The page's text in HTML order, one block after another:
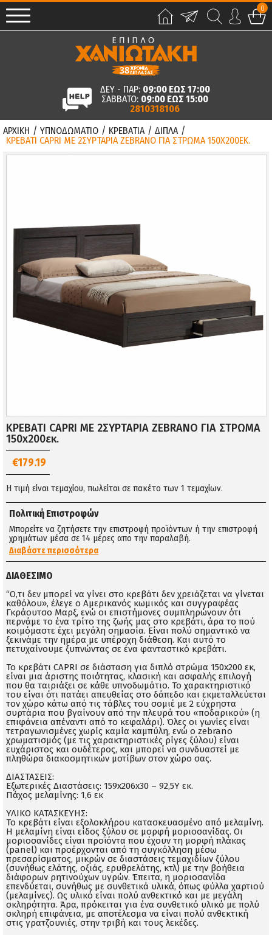
0
ΔΕΥ - ΠΑΡ: 09:00 ΕΩΣ 17:00
ΣΑΒΒΑΤΟ: 09:00 ΕΩΣ 15:00
2810318106
ΑΡΧΙΚΗ / ΥΠΝΟΔΩΜΑΤΙΟ / ΚΡΕΒΑΤΙΑ / ΔΙΠΛΑ /
ΚΡΕΒΑΤΙ CAPRI ΜΕ 2ΣΥΡΤΑΡΙΑ ZEBRANO ΓΙΑ ΣΤΡΩΜΑ 150X200ΕΚ.
ΚΡΕΒΑΤΙ CAPRI ΜΕ 2ΣΥΡΤΑΡΙΑ ZEBRANO ΓΙΑ ΣΤΡΩΜΑ
150x200εκ.
€179.19
Η τιμή είναι τεμαχίου, πωλείται σε πακέτο των 1 τεμαχίων.
Πολιτική Επιστροφών
Μπορείτε να ζητήσετε την επιστροφή προϊόντων ή την επιστροφή
χρημάτων μέσα σε 14 μέρες απο την παραλαβή.
Διαβάστε περισσότερα
ΔΙΑΘΈΣΙΜΟ
“Ο,τι δεν μπορεί να γίνει στο κρεβάτι δεν χρειάζεται να γίνεται
καθόλου», έλεγε ο Αμερικανός κωμικός και συγγραφέας
Γκράουτσο Μαρξ, ενώ οι επιστήμονες συμπληρώνουν ότι
περνάμε το ένα τρίτο της ζωής μας στο κρεβάτι, άρα το πού
κοιμόμαστε έχει μεγάλη σημασία. Είναι πολύ σημαντικό να
ξεκινάμε την ημέρα με υπέροχη διάθεση. Και αυτό το
πετυχαίνουμε ξυπνώντας σε ένα φανταστικό κρεβάτι.
Το κρεβάτι CAPRI σε διάσταση για διπλό στρώμα 150x200 εκ,
είναι μια άριστης ποιότητας, κλασική και ασφαλής επιλογή
που θα ταιριάξει σε κάθε υπνοδωμάτιο. Το χαρακτηριστικό
του είναι ότι πατάει απευθείας στο δάπεδο και εκμεταλλεύεται
τον χώρο κάτω από τις τάβλες του σομιέ με 2 εύχρηστα
συρτάρια που βγαίνουν από την πλευρά του «ποδαρικού» (η
επιφάνεια απέναντι από το κεφαλάρι). Όλες οι γωνίες είναι
τετραγωνισμένες χωρίς καμία καμπύλη, ενώ o zebrano
χρωματισμός (με τις χαρακτηριστικές ρίγες ξύλου) είναι
ευχάριστος και ουδέτερος, και μπορεί να συνδυαστεί με
πληθώρα διακοσμητικών μοτίβων στον χώρο σας.
ΔΙΑΣΤΑΣΕΙΣ:
Εξωτερικές Διαστάσεις: 159x206x30 – 92,5Υ εκ.
Πάχος μελαμίνης: 1,6 εκ
ΥΛΙΚΟ ΚΑΤΑΣΚΕΥΗΣ:
Το κρεβάτι είναι εξολοκλήρου κατασκευασμένο από μελαμίνη.
Η μελαμίνη είναι είδος ξύλου σε μορφή μοριοσανίδας. Οι
μοριοσανίδες είναι προϊόντα που έχουν τη μορφή πλάκας
(panel) και προέρχονται από τη συγκόλληση μέσω
πρεσαρίσματος, μικρών σε διαστάσεις τεμαχιδίων ξύλου
(συνήθως ελάτης, οξιάς, ερυθρελάτης, κτλ) με την βοήθεια
διάφορων ρητινούχων υγρών. Έπειτα, η μοριοσανίδα
επενδύεται, συνήθως με συνθετικά υλικά, όπως φύλλα χαρτιού
(μελαμίνες). Ως υλικό είναι πολύ ανθεκτικό και με μεγάλη
σκληρότητα. Άρα, πρόκειται για ένα συνθετικό υλικό με πολύ
σκληρή επιφάνεια, με αποτέλεσμα να είναι πολύ ανθεκτική
στις γρατζουνιές, στην τριβή και τους λεκέδες.